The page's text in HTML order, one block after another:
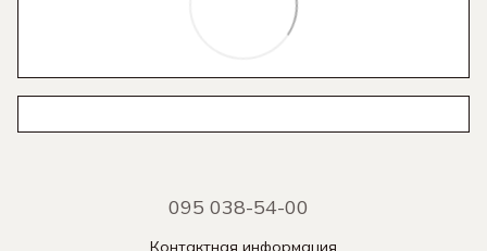
095 038-54-00
Контактная информация